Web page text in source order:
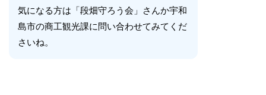
気になる方は「段畑守ろう会」さんか宇和
島市の商工観光課に問い合わせてみてくだ
さいね。